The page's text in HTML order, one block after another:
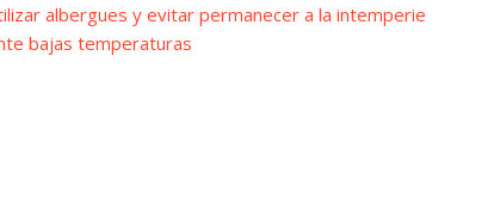
albergues y evitar permanecer a la intemperie
bajas temperaturas